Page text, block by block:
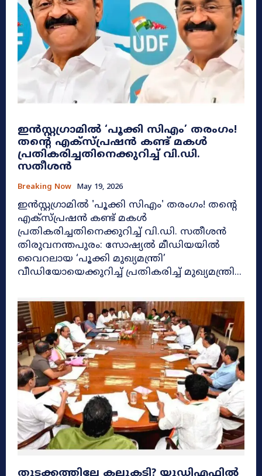
ഇൻസ്റ്റഗ്രാമിൽ ‘പൂക്കി സിഎം’ തരംഗം!
തന്റെ എക്സ്പ്രഷൻ കണ്ട് മകൾ
പ്രതികരിച്ചതിനെക്കുറിച്ച് വി.ഡി.
സതീശൻ
Breaking Now May 19, 2026
ഇൻസ്റ്റഗ്രാമിൽ 'പൂക്കി സിഎം' തരംഗം! തന്റെ
എക്സ്പ്രഷൻ കണ്ട് മകൾ
പ്രതികരിച്ചതിനെക്കുറിച്ച് വി.ഡി. സതീശൻ
തിരുവനന്തപുരം: സോഷ്യൽ മീഡിയയിൽ
വൈറലായ ‘പൂക്കി മുഖ്യമന്ത്രി’
വീഡിയോയെക്കുറിച്ച് പ്രതികരിച്ച് മുഖ്യമന്ത്രി...